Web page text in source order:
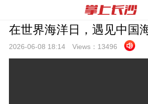
在世界海洋日，遇见中国
2026-06-08 18:14 Views： 13496